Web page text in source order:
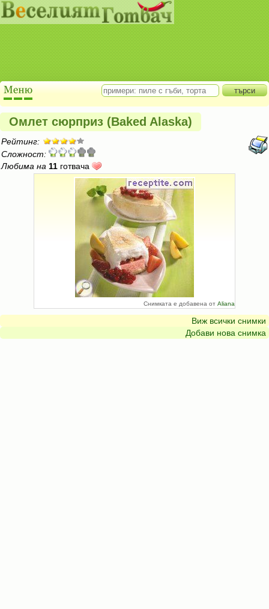
Омлет сюрприз (Baked Alaska)
Рейтинг:
Сложност:
Любима на 11 готвача
Снимката е добавена от Aliana
Виж всички снимки
Добави нова снимка